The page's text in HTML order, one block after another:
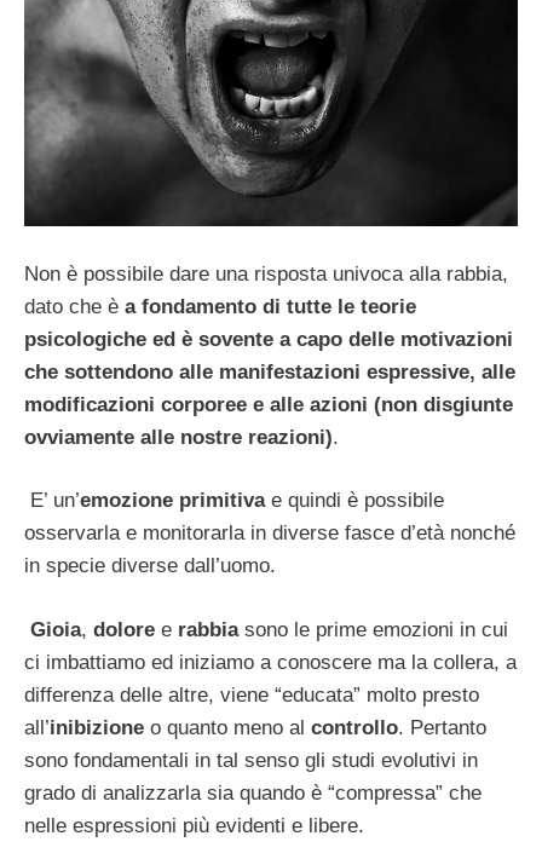
Non è possibile dare una risposta univoca alla rabbia,
dato che è a fondamento di tutte le teorie
psicologiche ed è sovente a capo delle motivazioni
che sottendono alle manifestazioni espressive, alle
modificazioni corporee e alle azioni (non disgiunte
ovviamente alle nostre reazioni).
E’ un’emozione primitivae quindi è possibile
osservarla e monitorarla in diverse fasce d’età nonché
in specie diverse dall’uomo.
Gioia, dolore e rabbiasono le prime emozioni in cui
ci imbattiamo ed iniziamo a conoscere ma la collera, a
differenza delle altre, viene “educata” molto presto
all’inibizione o quanto meno al controllo. Pertanto
sono fondamentali in tal senso gli studi evolutivi in
grado di analizzarla sia quando è “compressa” che
nelle espressioni più evidenti e libere.